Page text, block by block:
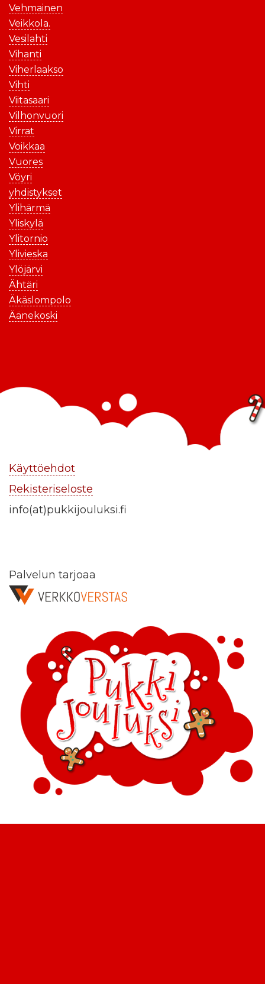
Vehmainen
Veikkola.
Vesilahti
Vihanti
Viherlaakso
Vihti
Viitasaari
Vilhonvuori
Virrat
Voikkaa
Vuores
Vöyri
yhdistykset
Ylihärmä
Yliskylä
Ylitornio
Ylivieska
Ylöjärvi
Ähtäri
Äkäslompolo
Äänekoski
Käyttöehdot
Rekisteriseloste
info(at)pukkijouluksi.fi
Palvelun tarjoaa